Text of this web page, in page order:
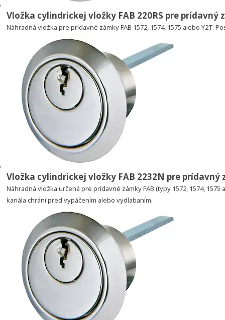
Vložka cylindrickej vložky FAB 220RS pre prídavný
Náhradná vložka pre prídavné zámky FAB 1572, 1574, 1575 alebo
Vložka cylindrickej vložky FAB 2232N pre prídavný
Náhradná vložka určená pre prídavné zámky FAB (typy 1572, 1574,
kanála chráni pred vypáčením alebo vydlabaním.